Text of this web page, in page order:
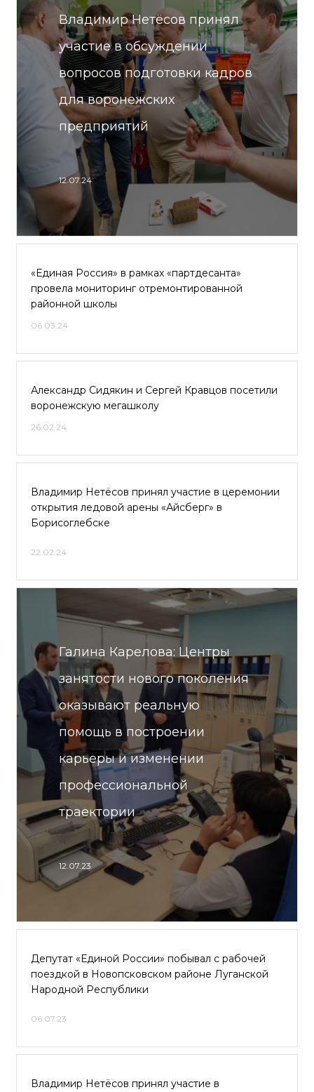
Владимир Нетёсов принял
участие в обсуждении
вопросов подготовки кадров
для воронежских
предприятий
12.07.24
«Единая Россия» в рамках «партдесанта»
провела мониторинг отремонтированной
районной школы
06.03.24
Александр Сидякин и Сергей Кравцов посетили
воронежскую мегашколу
26.02.24
Владимир Нетёсов принял участие в церемонии
открытия ледовой арены «Айсберг» в
Борисоглебске
22.02.24
Галина Карелова: Центры
занятости нового поколения
оказывают реальную
помощь в построении
карьеры и изменении
профессиональной
траектории
12.07.23
Депутат «Единой России» побывал с рабочей
поездкой в Новопсковском районе Луганской
Народной Республики
06.07.23
Владимир Нетёсов принял участие в